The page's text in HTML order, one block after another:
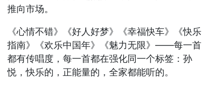
推向市场。
《心情不错》《好人好梦》《幸福快车》《快乐
指南》《欢乐中国年》《魅力无限》——每一首
都有传唱度，每一首都在强化同一个标签：孙
悦，快乐的，正能量的，全家都能听的。